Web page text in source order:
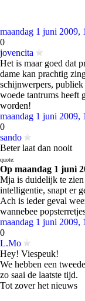
maandag 1 juni 2009,
0
jovencita
Het is maar goed dat
dame kan prachtig
schijnwerpers,
woede tantrums heeft
worden!
maandag 1 juni 2009,
0
sando
Beter laat dan nooit
quote:
Op maandag 1 juni
Mja is duidelijk te zien
intelligentie, snapt er
Ach is ieder geval
wannebee
maandag 1 juni 2009,
0
L.Mo
Hey! Viespeuk!
We hebben een
zo saai de laatste tijd.
Tot zover het nieuws